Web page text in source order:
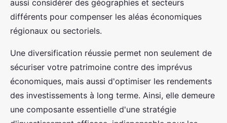
aussi considérer des géographies et secteurs
différents pour compenser les aléas économiques
régionaux ou sectoriels.
Une diversification réussie permet non seulement de
sécuriser votre patrimoine contre des imprévus
économiques, mais aussi d'optimiser les rendements
des investissements à long terme. Ainsi, elle demeure
une composante essentielle d'une stratégie